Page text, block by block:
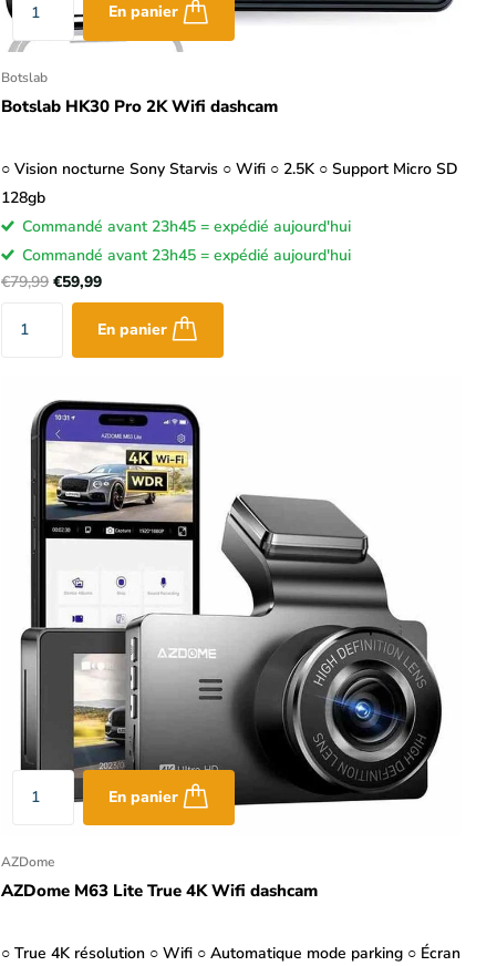
En panier
Botslab
Botslab HK30 Pro 2K Wifi dashcam
○ Vision nocturne Sony Starvis ○ Wifi ○ 2.5K ○ Support Micro SD
128gb
Commandé avant 23h45 = expédié aujourd'hui
Commandé avant 23h45 = expédié aujourd'hui
€79,99 €59,99
En panier
En panier
AZDome
AZDome M63 Lite True 4K Wifi dashcam
○ True 4K résolution ○ Wifi ○ Automatique mode parking ○ Écran